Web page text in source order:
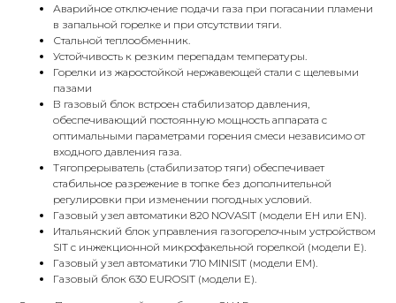
Аварийное отключение подачи газа при погасании пламени
в запальной горелке и при отсутствии тяги.
Стальной теплообменник.
Устойчивость к резким перепадам температуры.
Горелки из жаростойкой нержавеющей стали с щелевыми
пазами
В газовый блок встроен стабилизатор давления,
обеспечивающий постоянную мощность аппарата с
оптимальными параметрами горения смеси независимо от
входного давления газа.
Тягопрерыватель (стабилизатор тяги) обеспечивает
стабильное разрежение в топке без дополнительной
регулировки при изменении погодных условий.
Газовый узел автоматики 820 NOVASIT (модели ЕН или EN).
Итальянский блок управления газогорелочным устройством
SIT с инжекционной микрофакельной горелкой (модели Е).
Газовый узел автоматики 710 MINISIT (модели ЕМ).
Газовый блок 630 EUROSIT (модели Е).
Адрес
Г.Москва Волоколамское шоссе,
71/22к2
Пн-вс с 9:00 до 18:00
Телефон
КОНТАКТЫ